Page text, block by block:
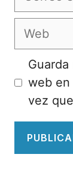
Web
web en
vez